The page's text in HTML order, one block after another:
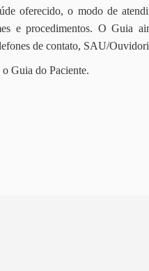
oferecido, o modo de
e procedimentos. O Guia
de contato, SAU/
Guia do Paciente.